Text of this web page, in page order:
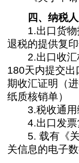
四、纳税
1.出口货物报
退税的提供复
2.出口收汇核
180天内提交
期收汇证明（
纸质核销单）
3.税收通用
4.出口发票
5. 载有《关
关信息的电子